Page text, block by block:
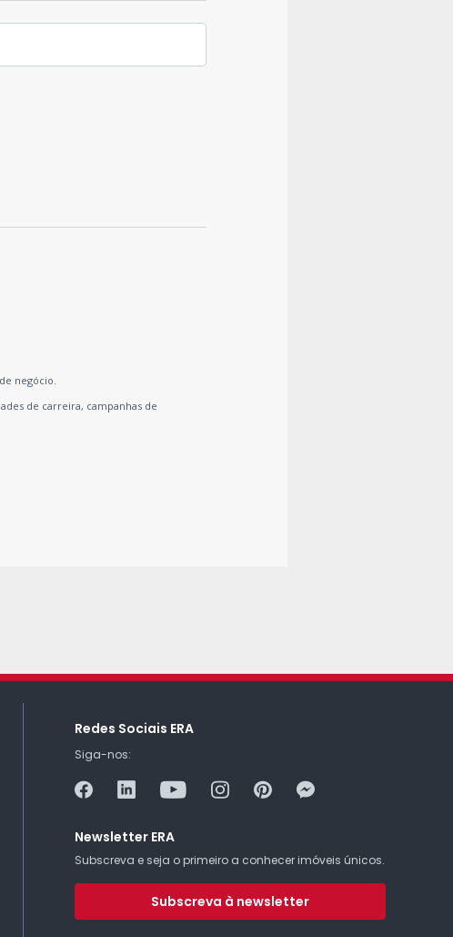
negócio.
de carreira, campanhas de
Redes Sociais ERA
Siga-nos:
Newsletter ERA
Subscreva e seja o primeiro a conhecer imóveis únicos.
Subscreva à newsletter